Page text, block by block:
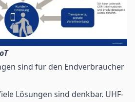
sind für den Endverbraucher
Lösungen sind denkbar. UHF-